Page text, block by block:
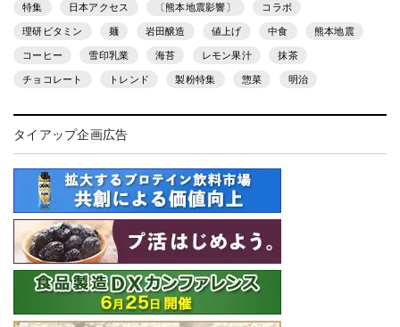
特集 日本アクセス 〔熊本地震影響〕 コラボ
理研ビタミン 麺 岩田醸造 値上げ 中食 熊本地震
コーヒー 雪印乳業 海苔 レモン果汁 抹茶
チョコレート トレンド 製粉特集 惣菜 明治
タイアップ企画広告